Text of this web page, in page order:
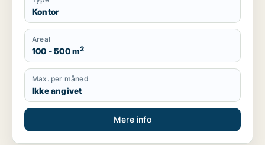
Kontor
Areal
100 - 500 m2
Max. per måned
Ikke angivet
Mere info